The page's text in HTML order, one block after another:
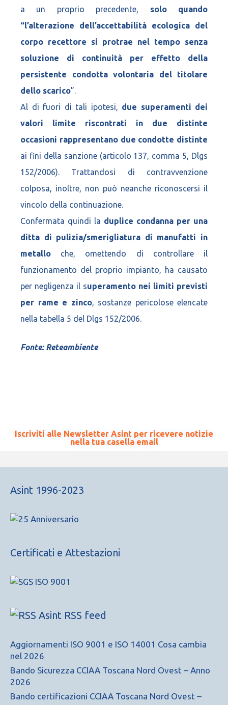
a un proprio precedente, solo quando
“l’alterazione dell’accettabilità ecologica del
corpo recettore si protrae nel tempo senza
soluzione di continuità per effetto della
persistente condotta volontaria del titolare
dello scarico”.
Al di fuori di tali ipotesi, due superamenti dei
valori limite riscontrati in due distinte
occasioni rappresentano due condotte distinte
ai fini della sanzione (articolo 137, comma 5, Dlgs
152/2006). Trattandosi di contravvenzione
colposa, inoltre, non può neanche riconoscersi il
vincolo della continuazione.
Confermata quindi la duplice condanna per una
ditta di pulizia/smerigliatura di manufatti in
metallo che, omettendo di controllare il
funzionamento del proprio impianto, ha causato
per negligenza il superamento nei limiti previsti
per rame e zinco, sostanze pericolose elencate
nella tabella 5 del Dlgs 152/2006.
Fonte: Reteambiente
Iscriviti alle Newsletter Asint per ricevere notizie
nella tua casella email
Asint 1996-2023
Certificati e Attestazioni
Asint RSS feed
Aggiornamenti ISO 9001 e ISO 14001 Cosa cambia
nel 2026
Bando Sicurezza CCIAA Toscana Nord Ovest – Anno
2026
Bando certificazioni CCIAA Toscana Nord Ovest –